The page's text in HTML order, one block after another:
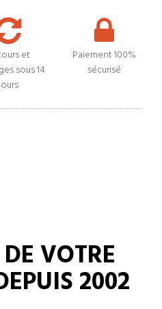
et
sous 14
Paiement 100%
sécurisé
VOTRE
2002